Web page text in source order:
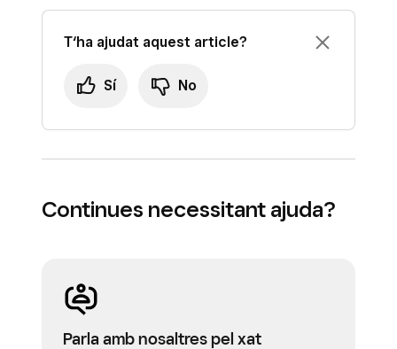
T‘ha ajudat aquest article?
Sí No
Continues necessitant ajuda?
Parla amb nosaltres pel xat